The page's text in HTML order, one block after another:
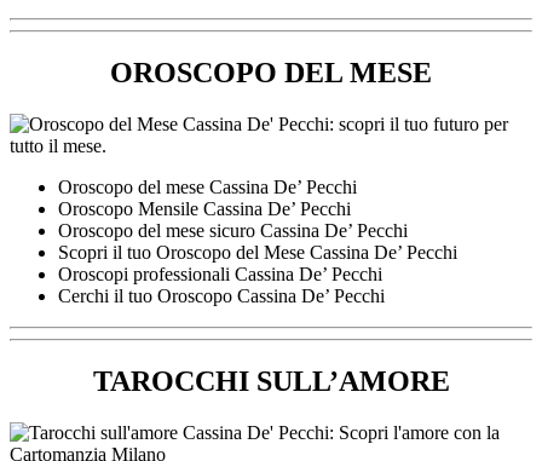
OROSCOPO DEL MESE
Oroscopo del mese Cassina De’ Pecchi
Oroscopo Mensile Cassina De’ Pecchi
Oroscopo del mese sicuro Cassina De’ Pecchi
Scopri il tuo Oroscopo del Mese Cassina De’ Pecchi
Oroscopi professionali Cassina De’ Pecchi
Cerchi il tuo Oroscopo Cassina De’ Pecchi
TAROCCHI SULL’AMORE